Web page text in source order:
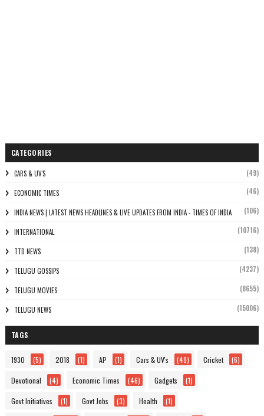
CATEGORIES
CARS & UV'S (49)
ECONOMIC TIMES (46)
INDIA NEWS | LATEST NEWS HEADLINES & LIVE UPDATES FROM INDIA - TIMES OF INDIA (106)
INTERNATIONAL (10716)
TTD NEWS (138)
TELUGU GOSSIPS (4237)
TELUGU MOVIES (8655)
TELUGU NEWS (15006)
TAGS
1930 (5) 2018 (1) AP (1) Cars & UV's (49) Cricket (6)
Devotional (4) Economic Times (46) Gadgets (1)
Govt Initiatives (1) Govt Jobs (3) Health (1)